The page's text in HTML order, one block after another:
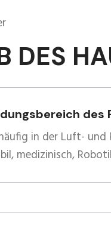
DES
des
in der Luft-
medizinisch,